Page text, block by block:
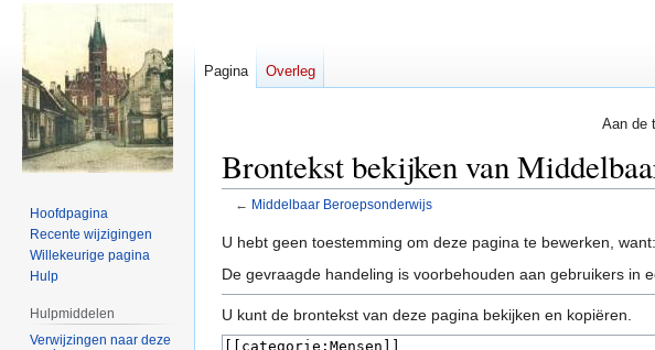
Aan de
Brontekst bekijken van
← Middelbaar Beroepsonderwijs
Naar
navigatie
springen
Naar
zoeken
springen
U hebt geen toestemming om deze pagina te bewerken, want:
De gevraagde handeling is voorbehouden aan gebruikers in
U kunt de brontekst van deze pagina bekijken en kopiëren.
Pagina Overleg
Hoofdpagina
Recente wijzigingen
Willekeurige pagina
Hulp
Hulpmiddelen
Verwijzingen naar deze